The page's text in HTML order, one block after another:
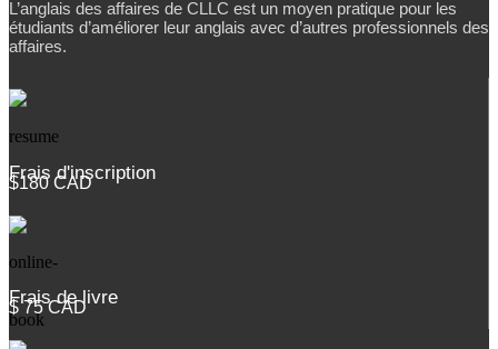
L’anglais des affaires de CLLC est un moyen pratique pour les
étudiants d’améliorer leur anglais avec d’autres professionnels des
affaires.
Frais d'inscription
$180 CAD
Frais de livre
$ 75 CAD